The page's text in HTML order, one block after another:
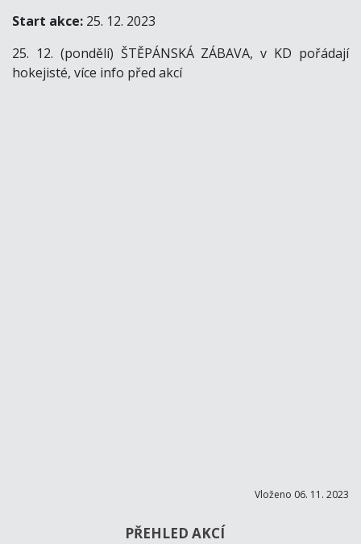
Start akce: 25. 12. 2023
25. 12. (pondělí) ŠTĚPÁNSKÁ ZÁBAVA, v KD pořádají
hokejisté, více info před akcí
Vloženo 06. 11. 2023
PŘEHLED AKCÍ